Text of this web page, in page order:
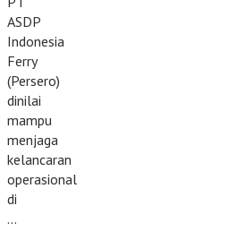
ASDP
Indonesia
Ferry
(Persero)
dinilai
mampu
menjaga
kelancaran
operasional
di
…